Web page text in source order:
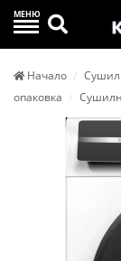
МЕНЮ Търси
Начало
опаковка